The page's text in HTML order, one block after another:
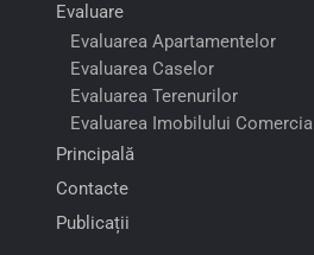
Evaluare
Evaluarea Apartamentelor
Evaluarea Caselor
Evaluarea Terenurilor
Evaluarea Imobilului Comercial
Principală
Contacte
Publicații